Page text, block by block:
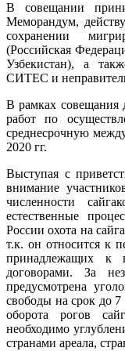
В совещании
Меморандум,
сохранении
(Российская
Узбекистан), а
СИТЕС и
В рамках совещания
работ по
среднесрочную
2020 гг.
Выступая с
внимание
численности
естественные
России охота на
т.к. он относится к
принадлежащих к
договорами. За
предусмотрена
свободы на срок до 7
оборота рогов
необходимо
странами ареала,